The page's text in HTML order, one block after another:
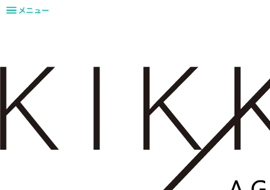
メニュー